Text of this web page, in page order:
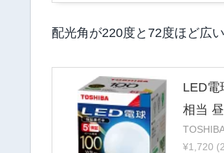
配光角が220度と72度ほど広い
LED電
相当
¥1,720